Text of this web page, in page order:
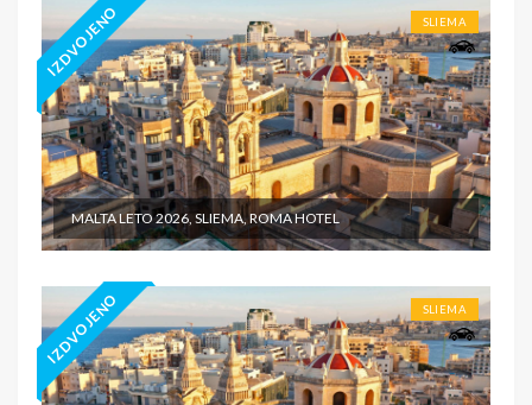
IZDVOJENO SLIEMA
MALTA LETO 2026, SLIEMA, ROMA HOTEL
IZDVOJENO SLIEMA